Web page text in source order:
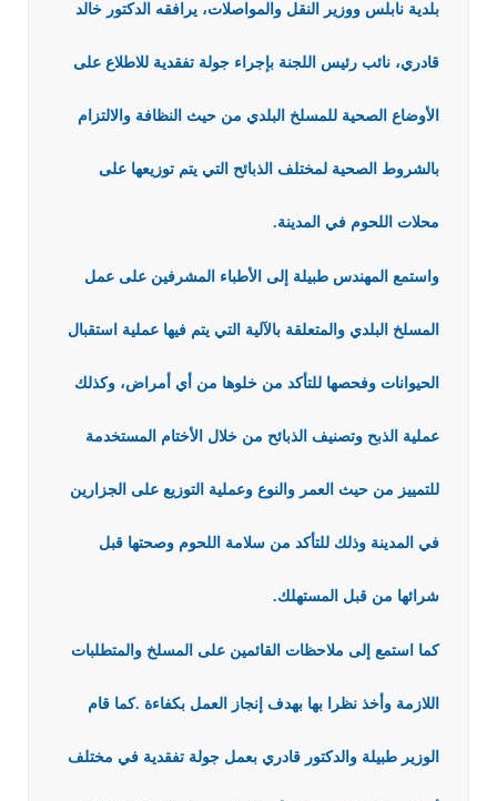
بلدية نابلس ووزير النقل والمواصلات، يرافقه الدكتور خالد
قادري، نائب رئيس اللجنة بإجراء جولة تفقدية للاطلاع على
الأوضاع الصحية للمسلخ البلدي من حيث النظافة والالتزام
بالشروط الصحية لمختلف الذبائح التي يتم توزيعها على
محلات اللحوم في المدينة.
واستمع المهندس طبيلة إلى الأطباء المشرفين على عمل
المسلخ البلدي والمتعلقة بالآلية التي يتم فيها عملية استقبال
الحيوانات وفحصها للتأكد من خلوها من أي أمراض، وكذلك
عملية الذبح وتصنيف الذبائح من خلال الأختام المستخدمة
للتمييز من حيث العمر والنوع وعملية التوزيع على الجزارين
في المدينة وذلك للتأكد من سلامة اللحوم وصحتها قبل
شرائها من قبل المستهلك.
كما استمع إلى ملاحظات القائمين على المسلخ والمتطلبات
اللازمة وأخذ نظرا بها بهدف إنجاز العمل بكفاءة .كما قام
الوزير طبيلة والدكتور قادري بعمل جولة تفقدية في مختلف